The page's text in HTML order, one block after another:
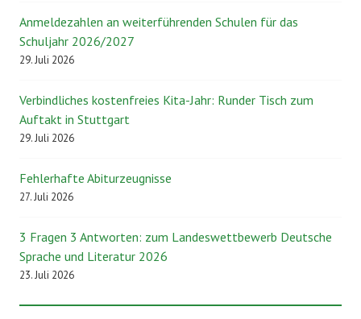
Anmeldezahlen an weiterführenden Schulen für das
Schuljahr 2026/2027
29. Juli 2026
Verbindliches kostenfreies Kita-Jahr: Runder Tisch zum
Auftakt in Stuttgart
29. Juli 2026
Fehlerhafte Abiturzeugnisse
27. Juli 2026
3 Fragen 3 Antworten: zum Landeswettbewerb Deutsche
Sprache und Literatur 2026
23. Juli 2026